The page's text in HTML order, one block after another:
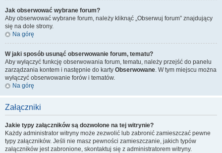
Jak obserwować wybrane forum?
Aby obserwować wybrane forum, należy kliknąć „Obserwuj forum” znajdujący
się na dole strony.
Na górę
W jaki sposób usunąć obserwowanie forum, tematu?
Aby wyłączyć funkcję obserwowania forum, tematu, należy przejść do panelu
zarządzania kontem i następnie do karty Obserwowane. W tym miejscu można
wyłączyć obserwowanie forów i tematów.
Na górę
Załączniki
Jakie typy załączników są dozwolone na tej witrynie?
Każdy administrator witryny może zezwolić lub zabronić zamieszczać pewne
typy załączników. Jeśli nie masz pewności zamieszczanie, jakich typów
załączników jest zabronione, skontaktuj się z administratorem witryny.